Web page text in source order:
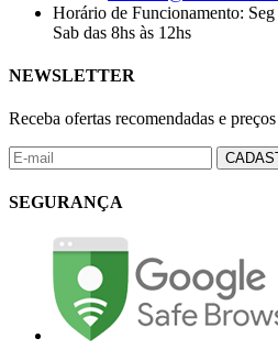
Horário de Funcionamento:
Sab das 8hs às 12hs
NEWSLETTER
Receba ofertas recomendadas e
SEGURANÇA